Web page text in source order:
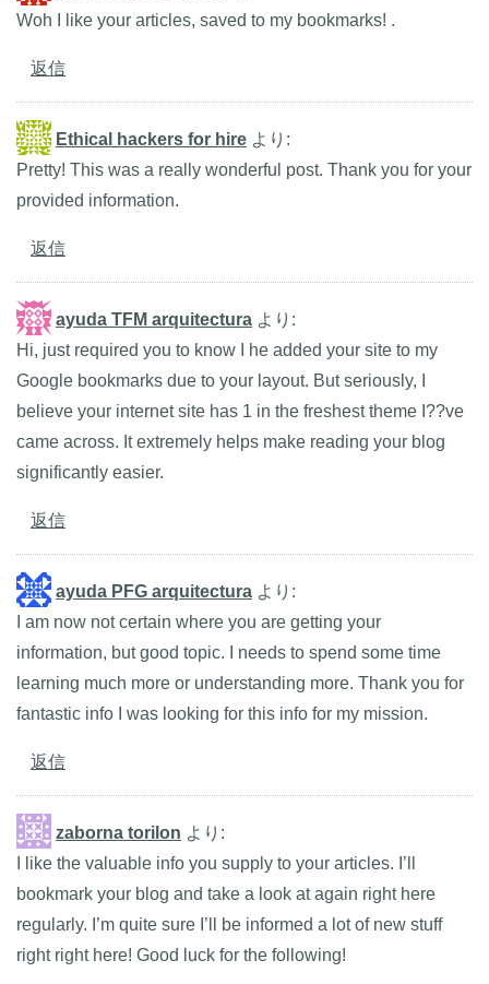
Woh I like your articles, saved to my bookmarks! .
返信
Ethical hackers for hire より:
Pretty! This was a really wonderful post. Thank you for your
provided information.
返信
ayuda TFM arquitectura より:
Hi, just required you to know I he added your site to my
Google bookmarks due to your layout. But seriously, I
believe your internet site has 1 in the freshest theme I??ve
came across. It extremely helps make reading your blog
significantly easier.
返信
ayuda PFG arquitectura より:
I am now not certain where you are getting your
information, but good topic. I needs to spend some time
learning much more or understanding more. Thank you for
fantastic info I was looking for this info for my mission.
返信
zaborna torilon より:
I like the valuable info you supply to your articles. I’ll
bookmark your blog and take a look at again right here
regularly. I’m quite sure I’ll be informed a lot of new stuff
right right here! Good luck for the following!